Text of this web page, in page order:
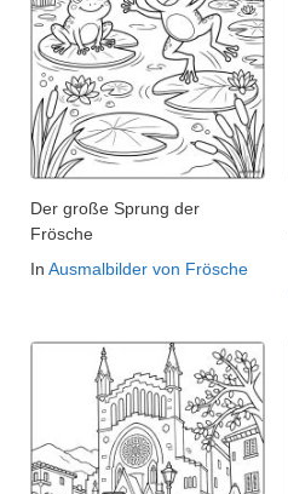
Der große Sprung der
Frösche
In Ausmalbilder von Frösche